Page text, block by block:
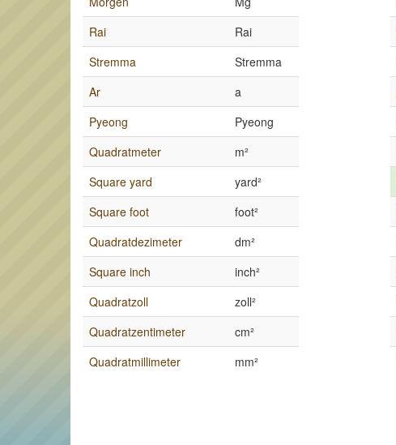
Rai
Rai
Stremma
Stremma
Ar
a
Pyeong
Pyeong
Quadratmeter
m²
Square yard
yard²
Square foot
foot²
Quadratdezimeter
dm²
Square inch
inch²
Quadratzoll
zoll²
Quadratzentimeter
cm²
Quadratmillimeter
mm²